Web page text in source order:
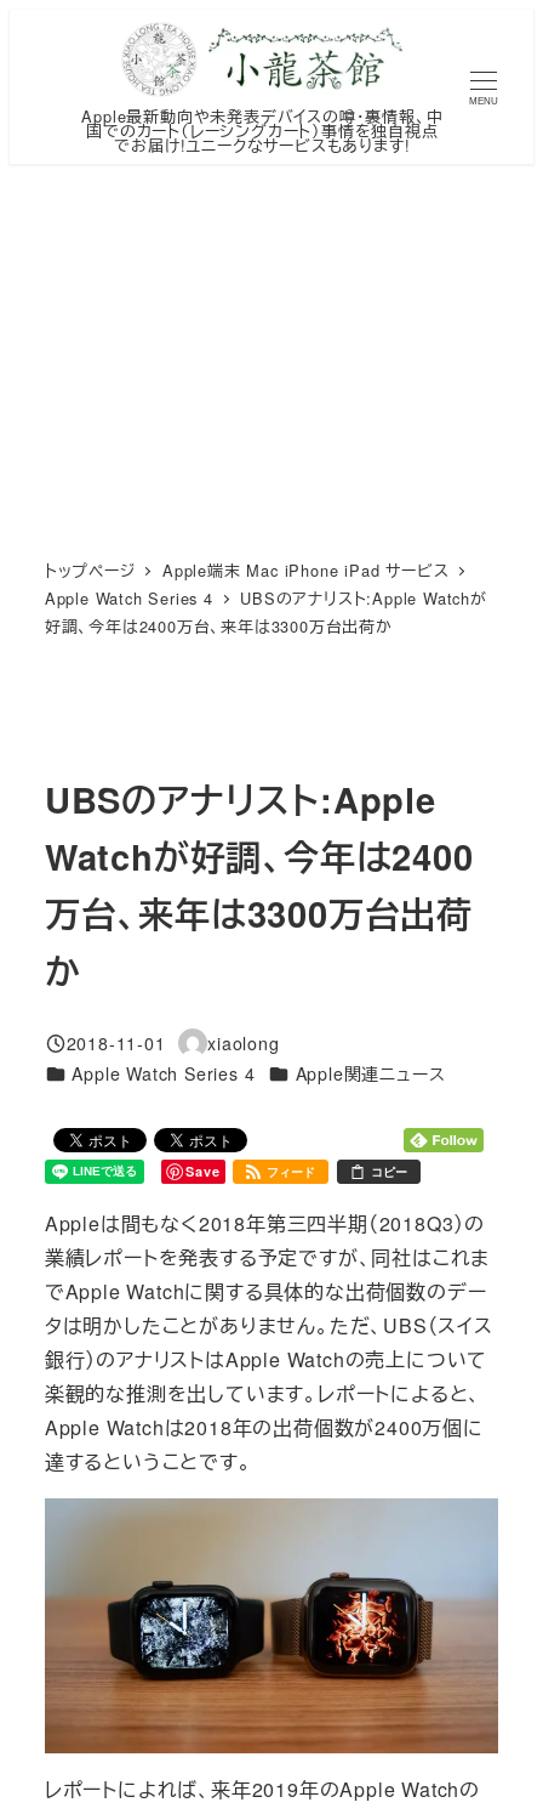
Apple最新動向や未発表デバイスの噂・裏情報、中
国でのカート（レーシングカート）事情を独自視点
でお届け!ユニークなサービスもあります!
MENU
トップページ
Apple端末 Mac iPhone iPad サービス
Apple Watch Series 4
UBSのアナリスト:Apple Watchが
好調、今年は2400万台、来年は3300万台出荷か
UBSのアナリスト:Apple
Watchが好調、今年は2400
万台、来年は3300万台出荷
か
投稿日
2018-11-01
著
者
xiaolong
カテゴリー
Apple Watch Series 4 カテゴリー
Apple関連ニュース
Save フィード コピー
Appleは間もなく2018年第三四半期（2018Q3）の
業績レポートを発表する予定ですが、同社はこれま
でApple Watchに関する具体的な出荷個数のデー
タは明かしたことがありません。ただ、UBS（スイス
銀行）のアナリストはApple Watchの売上について
楽観的な推測を出しています。レポートによると、
Apple Watchは2018年の出荷個数が2400万個に
達するということです。
レポートによれば、来年2019年のApple Watchの